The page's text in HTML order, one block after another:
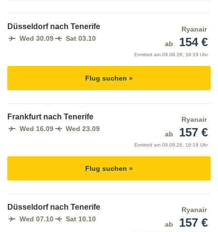
Düsseldorf nach Tenerife
Wed 30.09 Sat 03.10
Ryanair
ab
154 €
Ermittelt am 09.08.26, 16:19 Uhr
Flug suchen »
Frankfurt nach Tenerife
Wed 16.09 Wed 23.09
Ryanair
ab
157 €
Ermittelt am 09.08.26, 16:19 Uhr
Flug suchen »
Düsseldorf nach Tenerife
Wed 07.10 Sat 10.10
Ryanair
ab
157 €